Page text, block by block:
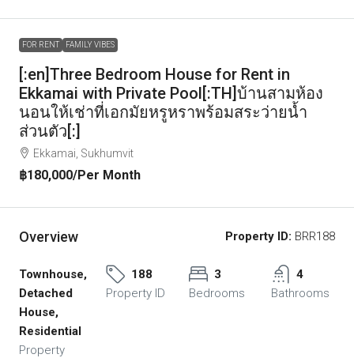
FOR RENT FAMILY VIBES
[:en]Three Bedroom House for Rent in
Ekkamai with Private Pool[:TH]บ้านสามห้อง
นอนให้เช่าที่เอกมัยหรูหราพร้อมสระว่ายน้ำ
ส่วนตัว[:]
Ekkamai, Sukhumvit
฿180,000/Per Month
Overview Property ID: BRR188
Townhouse,
Detached
House,
Residential
Property
188
Property ID
3
Bedrooms
4
Bathrooms